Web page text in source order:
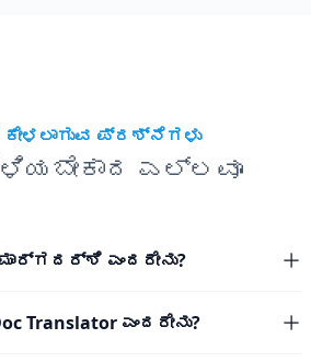
ಪ್ರಶ್ನೆಗಳು
ಎಲ್ಲವೂ
ಎಂದರೇನು?
Translator ಎಂದರೇನು?